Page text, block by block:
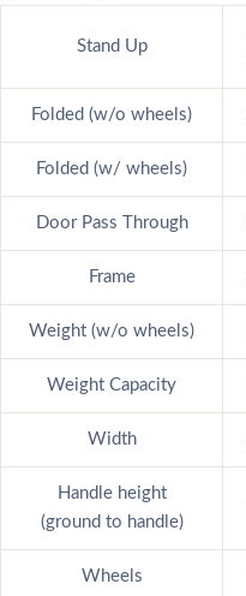
Stand Up
Folded (w/o wheels)
Folded (w/ wheels)
Door Pass Through
Frame
Weight (w/o wheels)
Weight Capacity
Width
Handle height
(ground to handle)
Wheels